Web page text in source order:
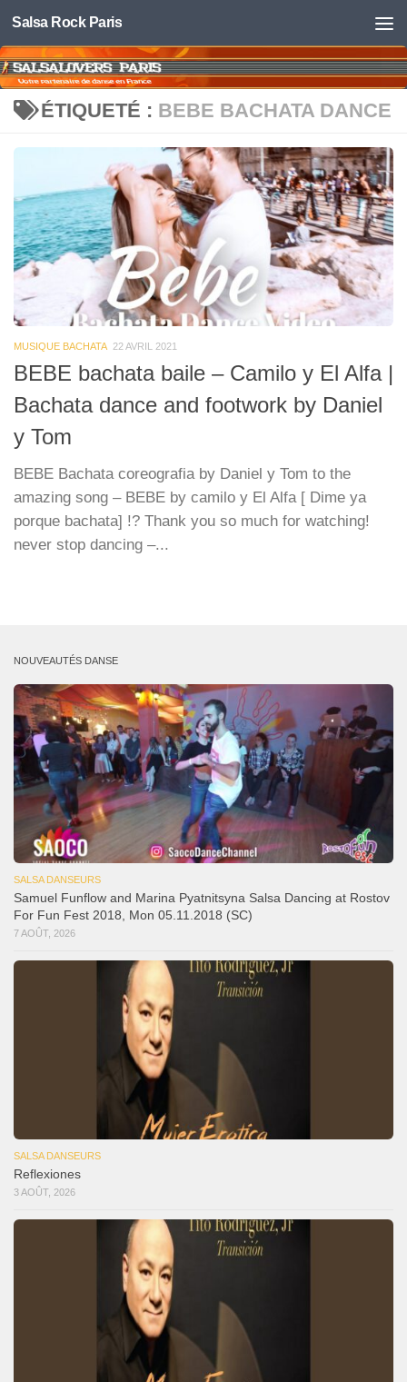
Skip to content
Salsa Rock Paris
ÉTIQUETÉ : BEBE BACHATA DANCE
MUSIQUE BACHATA 22 AVRIL 2021
BEBE bachata baile – Camilo y El Alfa |
Bachata dance and footwork by Daniel
y Tom
BEBE Bachata coreografia by Daniel y Tom to the
amazing song – BEBE by camilo y El Alfa [ Dime ya
porque bachata] !? Thank you so much for watching!
never stop dancing –...
NOUVEAUTÉS DANSE
SALSA DANSEURS
Samuel Funflow and Marina Pyatnitsyna Salsa Dancing at Rostov
For Fun Fest 2018, Mon 05.11.2018 (SC)
7 AOÛT, 2026
SALSA DANSEURS
Reflexiones
3 AOÛT, 2026